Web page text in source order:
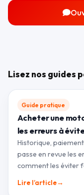
Lisez nos guides
Guide pratique
Acheter une
les erreurs à
Historique,
passe en revue les
comment les éviter
Lire l’article→